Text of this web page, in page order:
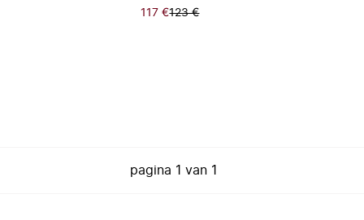
117 €123 €
pagina 1 van 1